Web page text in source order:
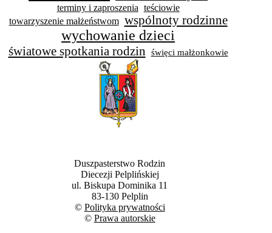
terminy i zaproszenia teściowie
towarzyszenie małżeństwom wspólnoty rodzinne
wychowanie dzieci
światowe spotkania rodzin święci małżonkowie
Duszpasterstwo Rodzin
Diecezji Pelplińskiej
ul. Biskupa Dominika 11
83-130 Pelplin
© Polityka prywatności
© Prawa autorskie